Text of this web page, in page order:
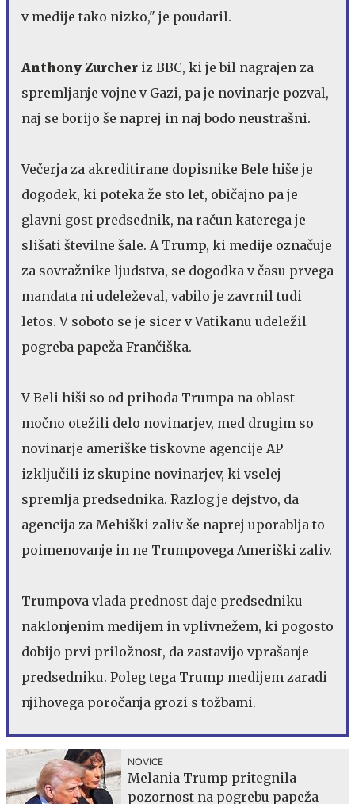
v medije tako nizko," je poudaril.
Anthony Zurcher iz BBC, ki je bil nagrajen za
spremljanje vojne v Gazi, pa je novinarje pozval,
naj se borijo še naprej in naj bodo neustrašni.
Večerja za akreditirane dopisnike Bele hiše je
dogodek, ki poteka že sto let, običajno pa je
glavni gost predsednik, na račun katerega je
slišati številne šale. A Trump, ki medije označuje
za sovražnike ljudstva, se dogodka v času prvega
mandata ni udeleževal, vabilo je zavrnil tudi
letos. V soboto se je sicer v Vatikanu udeležil
pogreba papeža Frančiška.
V Beli hiši so od prihoda Trumpa na oblast
močno otežili delo novinarjev, med drugim so
novinarje ameriške tiskovne agencije AP
izključili iz skupine novinarjev, ki vselej
spremlja predsednika. Razlog je dejstvo, da
agencija za Mehiški zaliv še naprej uporablja to
poimenovanje in ne Trumpovega Ameriški zaliv.
Trumpova vlada prednost daje predsedniku
naklonjenim medijem in vplivnežem, ki pogosto
dobijo prvi priložnost, da zastavijo vprašanje
predsedniku. Poleg tega Trump medijem zaradi
njihovega poročanja grozi s tožbami.
NOVICE
Melania Trump pritegnila
pozornost na pogrebu papeža